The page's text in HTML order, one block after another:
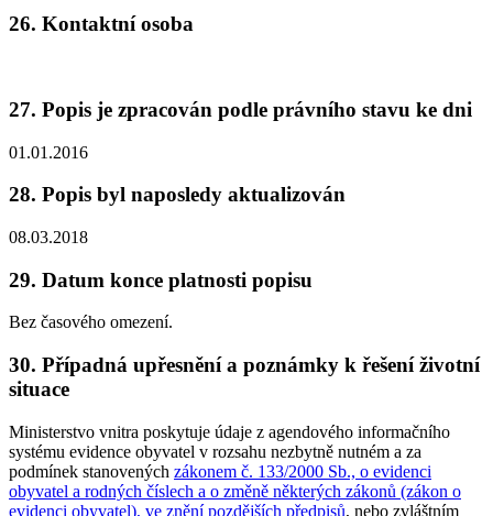
26. Kontaktní osoba
27. Popis je zpracován podle právního stavu ke dni
01.01.2016
28. Popis byl naposledy aktualizován
08.03.2018
29. Datum konce platnosti popisu
Bez časového omezení.
30. Případná upřesnění a poznámky k řešení životní
situace
Ministerstvo vnitra poskytuje údaje z agendového informačního
systému evidence obyvatel v rozsahu nezbytně nutném a za
podmínek stanovených zákonem č. 133/2000 Sb., o evidenci
obyvatel a rodných číslech a o změně některých zákonů (zákon o
evidenci obyvatel), ve znění pozdějších předpisů, nebo zvláštním